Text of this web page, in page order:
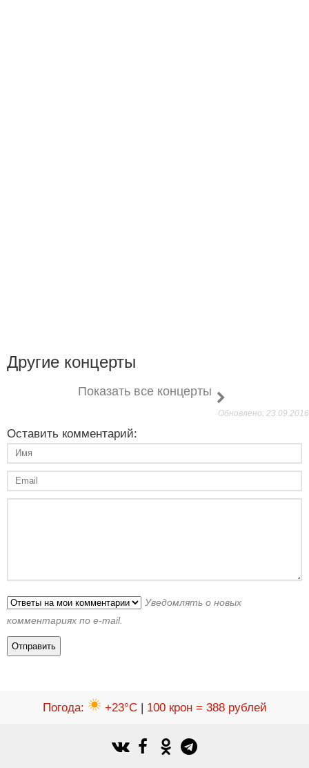
Другие концерты
Показать все концерты
Обновлено: 23.09.2016
Оставить комментарий:
Уведомлять о новых
комментариях по e-mail.
Погода: +23°C| 100 крон = 388 рублей